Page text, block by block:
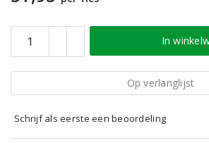
In
Op verlanglijst
Schrijf als eerste een beoordeling